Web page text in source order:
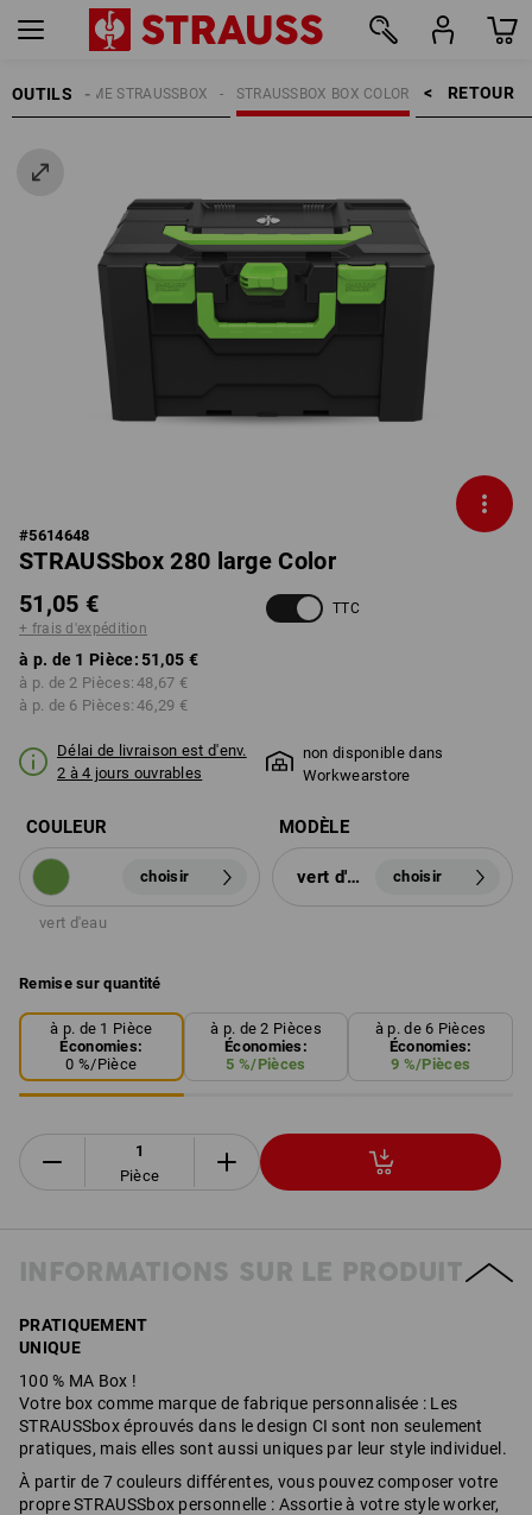
OUTILS RETOUR    >
STRAUSSBOX BOX COLOR
SYSTÈME STRAUSSBOX
#5614648
STRAUSSbox 280 large Color
51,05 €
+ frais d'expédition
TTC
à p. de 1 Pièce:51,05 €
à p. de 2 Pièces: 48,67 €
à p. de 6 Pièces: 46,29 €
Délai de livraison est d'env.
2 à 4 jours ouvrables
non disponible dans
Workwearstore
COULEUR
choisir
vert d'eau
MODÈLE
vert d'eau choisir
Remise sur quantité
à p. de 1 Pièce
Économies:
0 %/Pièce
à p. de 2 Pièces
Économies:
5 %/Pièces
à p. de 6 Pièces
Économies:
9 %/Pièces
Pièce
INFORMATIONS SUR LE PRODUIT
PRATIQUEMENT
UNIQUE
100 % MA Box !
Votre box comme marque de fabrique personnalisée : Les
STRAUSSbox éprouvés dans le design CI sont non seulement
pratiques, mais elles sont aussi uniques par leur style individuel.
À partir de 7 couleurs différentes, vous pouvez composer votre
propre STRAUSSbox personnelle : Assortie à votre style worker,